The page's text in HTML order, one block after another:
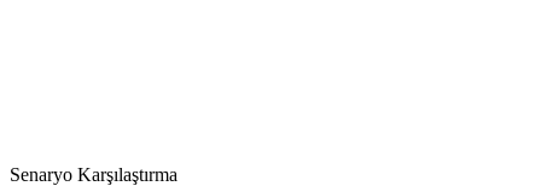
Senaryo Karşılaştırma